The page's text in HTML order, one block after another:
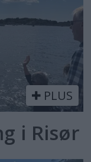
PLUS
i Risør